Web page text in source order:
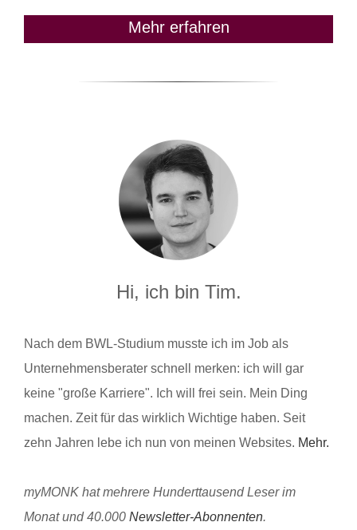
Mehr erfahren
Hi, ich bin Tim.
Nach dem BWL-Studium musste ich im Job als
Unternehmensberater schnell merken: ich will gar
keine "große Karriere". Ich will frei sein. Mein Ding
machen. Zeit für das wirklich Wichtige haben. Seit
zehn Jahren lebe ich nun von meinen Websites. Mehr.
myMONK hat mehrere Hunderttausend Leser im
Monat und 40.000 Newsletter-Abonnenten.